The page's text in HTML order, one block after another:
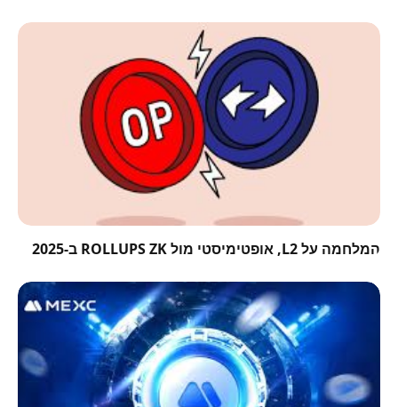
המלחמה על L2, אופטימיסטי מול ROLLUPS ZK ב-2025